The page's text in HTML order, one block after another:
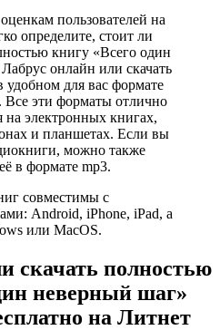
пользователей на
определите, стоит ли
книгу «Всего один
онлайн или скачать
удобном для вас формате
Все эти форматы отлично
на электронных книгах,
и планшетах. Если вы
можно также
в формате mp3.
совместимы с
Android, iPhone, iPad, а
или MacOS.
скачать полностью
неверный шаг»
на Литнет